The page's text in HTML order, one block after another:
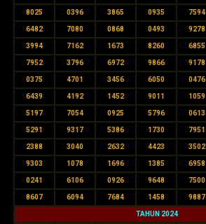
8025 0396 3865 0935 7594
6482 7080 0868 0493 9278
3994 7162 1673 8260 6855
7952 3796 6972 9866 9178
0375 4701 3456 6050 0476
6439 4192 1452 9011 1059
5197 7054 0925 5796 0613
5291 9317 5386 1730 7951
2388 3040 2632 4423 3502
9303 1078 1696 1385 6958
0241 6106 0926 9648 7500
8607 6094 7684 1458 9887
TAHUN 2024